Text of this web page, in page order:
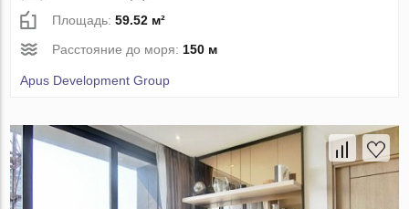
Площадь:59.52 м²
Расстояние до моря:150 м
Apus Development Group